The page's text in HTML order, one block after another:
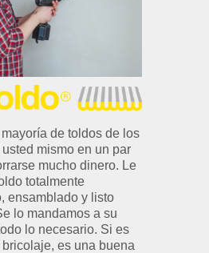
de toldos de los
mismo en un par
mucho dinero. Le
totalmente
ensamblado y listo
lo mandamos a su
lo necesario. Si es
es una buena